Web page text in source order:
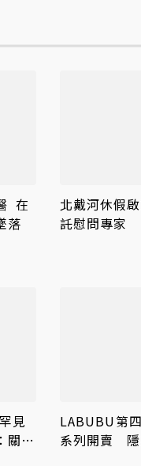
在
落
北戴河休假
託慰問專家
見
關島
LABUBU第
系列開賣 隱